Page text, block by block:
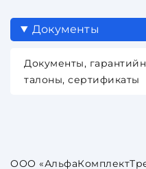
Документы
Документы,
талоны, сертификаты
ООО